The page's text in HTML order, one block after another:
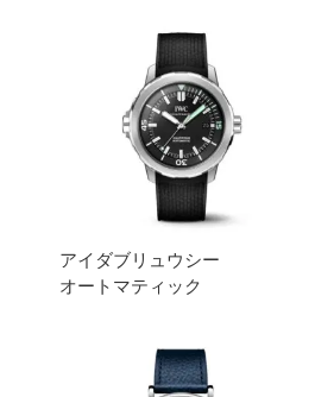
アイダブリュウシー
オートマティック